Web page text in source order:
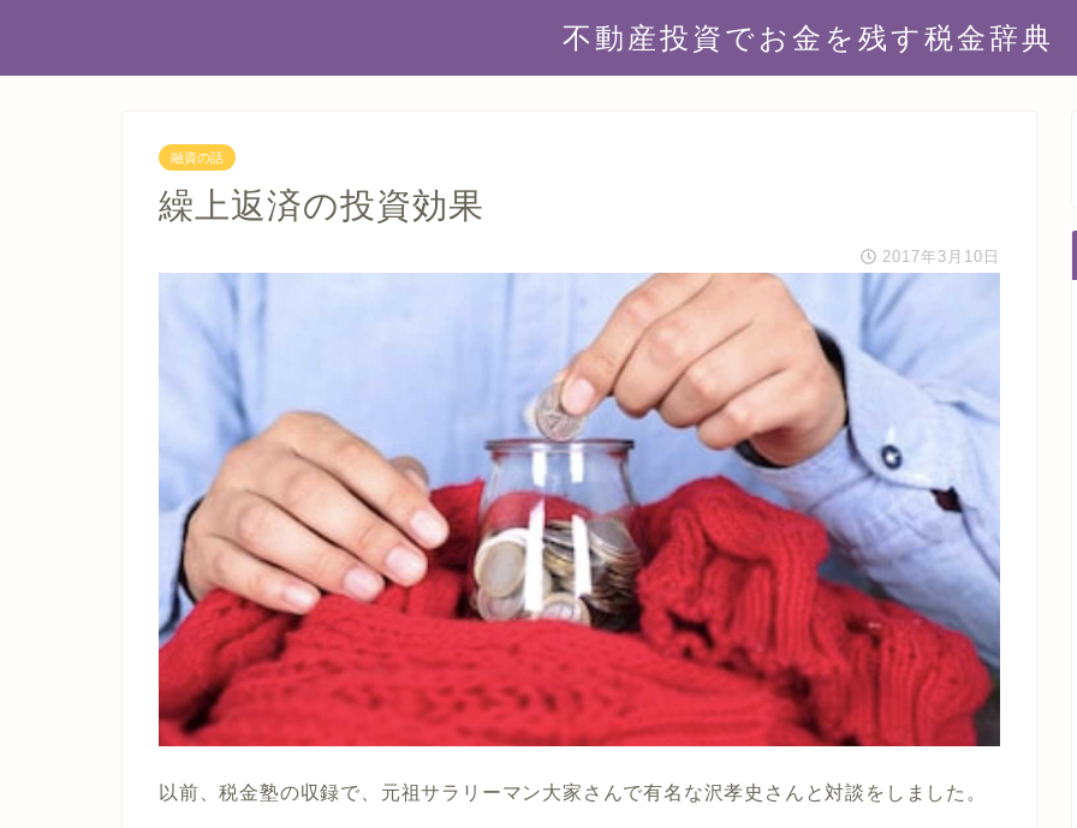
不動産投資でお金を残す税金辞典
融資の話
繰上返済の投資効果
2017年3月10日
以前、税金塾の収録で、元祖サラリーマン大家さんで有名な沢孝史さんと対談をしました。